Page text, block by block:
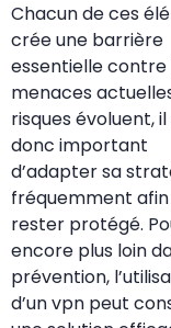
Chacun de ces
crée une barrière
essentielle contre
menaces
risques évoluent,
donc important
d’adapter sa
fréquemment
rester protégé.
encore plus loin
prévention,
d’unvpn peut